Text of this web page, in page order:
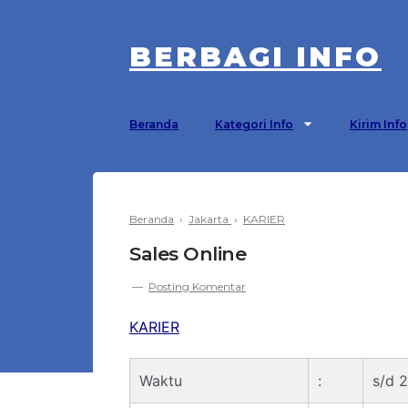
BERBAGI INFO
Beranda Kategori Info Kirim Info
Beranda › Jakarta › KARIER
Sales Online
Posting Komentar
KARIER
Waktu : s/d